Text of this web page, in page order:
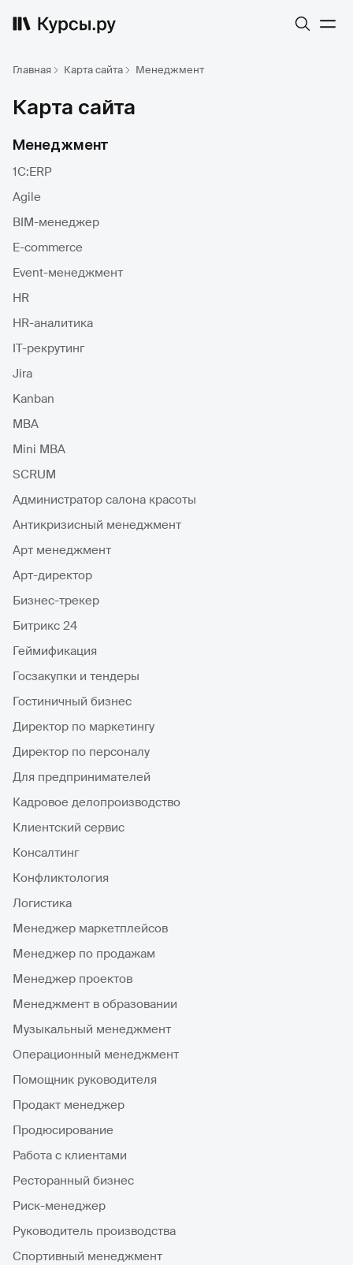
Главная Карта сайта Менеджмент
Карта сайта
Менеджмент
1С:ERP
Agile
BIM-менеджер
E-commerce
Event-менеджмент
HR
HR-аналитика
IT-рекрутинг
Jira
Kanban
MBA
Mini MBA
SCRUM
Администратор салона красоты
Антикризисный менеджмент
Арт менеджмент
Арт-директор
Бизнес-трекер
Битрикс 24
Геймификация
Госзакупки и тендеры
Гостиничный бизнес
Директор по маркетингу
Директор по персоналу
Для предпринимателей
Кадровое делопроизводство
Клиентский сервис
Консалтинг
Конфликтология
Логистика
Менеджер маркетплейсов
Менеджер по продажам
Менеджер проектов
Менеджмент в образовании
Музыкальный менеджмент
Операционный менеджмент
Помощник руководителя
Продакт менеджер
Продюсирование
Работа с клиентами
Ресторанный бизнес
Риск-менеджер
Руководитель производства
Спортивный менеджмент